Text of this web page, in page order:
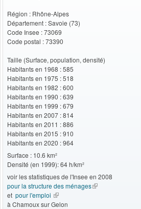
Région : Rhône-Alpes
Département : Savoie (73)
Code Insee : 73069
Code postal : 73390
Taille (Surface, population, densité)
Habitants en 1968 : 585
Habitants en 1975 : 518
Habitants en 1982 : 600
Habitants en 1990 : 639
Habitants en 1999 : 679
Habitants en 2007 : 814
Habitants en 2011 : 886
Habitants en 2015 : 910
Habitants en 2020 : 964
Surface : 10.6 km²
Densité (en 1999): 64 h/km²
voir les statistiques de l'Insee en 2008
pour la structure des ménages(le lien est externe)
et pour l'emploi (le lien est externe)
à Chamoux sur Gelon